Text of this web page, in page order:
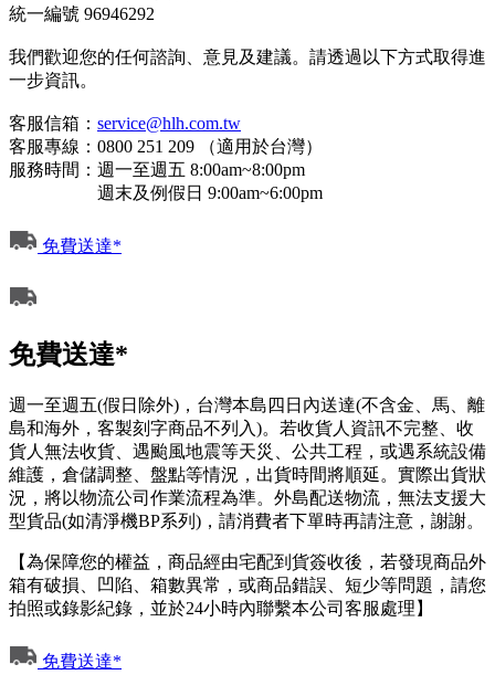
統一編號 96946292
我們歡迎您的任何諮詢、意見及建議。請透過以下方式取得進
一步資訊。
客服信箱： service@hlh.com.tw
客服專線：0800 251 209 （適用於台灣）
服務時間：週一至週五 8:00am~8:00pm
週末及例假日 9:00am~6:00pm
免費送達*
免費送達*
週一至週五(假日除外)，台灣本島四日內送達(不含金、馬、離
島和海外，客製刻字商品不列入)。若收貨人資訊不完整、收
貨人無法收貨、遇颱風地震等天災、公共工程，或遇系統設備
維護，倉儲調整、盤點等情況，出貨時間將順延。實際出貨狀
況，將以物流公司作業流程為準。外島配送物流，無法支援大
型貨品(如清淨機BP系列)，請消費者下單時再請注意，謝謝。
【為保障您的權益，商品經由宅配到貨簽收後，若發現商品外
箱有破損、凹陷、箱數異常，或商品錯誤、短少等問題，請您
拍照或錄影紀錄，並於24小時內聯繫本公司客服處理】
免費送達*